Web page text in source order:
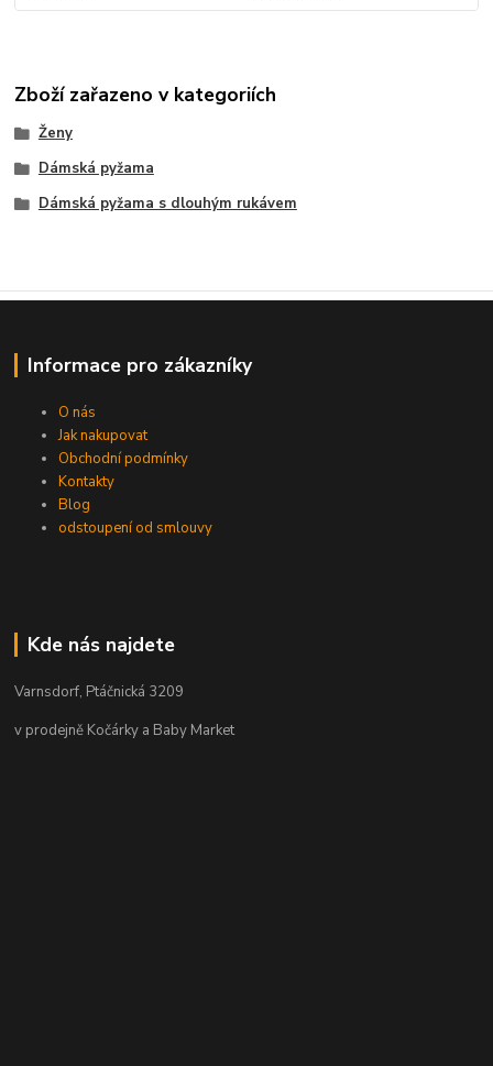
Zboží zařazeno v kategoriích
Ženy
Dámská pyžama
Dámská pyžama s dlouhým rukávem
Informace pro zákazníky
O nás
Jak nakupovat
Obchodní podmínky
Kontakty
Blog
odstoupení od smlouvy
Kde nás najdete
Varnsdorf, Ptáčnická 3209
v prodejně Kočárky a Baby Market